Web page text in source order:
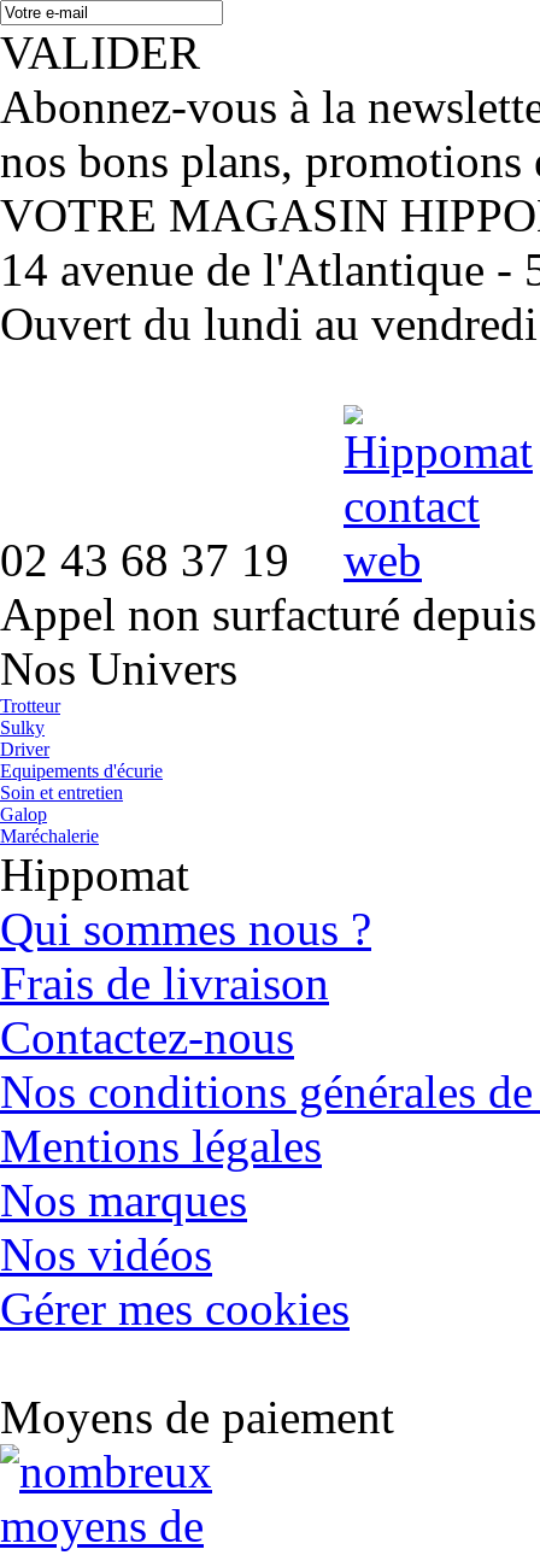
VALIDER
Abonnez-vous à la
nos bons plans, promotions
VOTRE MAGASIN
14 avenue de l'Atlantique -
Ouvert du lundi au
02 43 68 37 19
Appel non surfacturé
Nos Univers
Trotteur
Sulky
Driver
Equipements d'écurie
Soin et entretien
Galop
Maréchalerie
Hippomat
Qui sommes nous ?
Frais de livraison
Contactez-nous
Nos conditions générales
Mentions légales
Nos marques
Nos vidéos
Gérer mes cookies
Moyens de paiement